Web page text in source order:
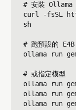
# 安裝 Ollama
curl -fsSL
sh
# 跑預設的 E4B
ollama run
# 或指定模型
ollama run
ollama run
ollama run